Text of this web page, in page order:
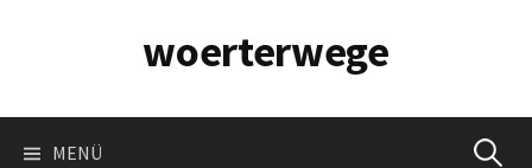
woerterwege
MENÜ Suchen